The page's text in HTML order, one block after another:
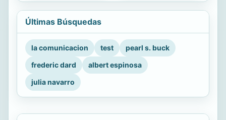
Últimas Búsquedas
la comunicacion test
pearl s. buck
frederic dard
albert espinosa
julia navarro